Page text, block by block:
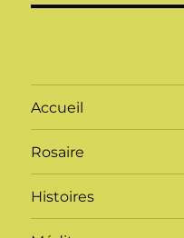
Accueil
Rosaire
Histoires